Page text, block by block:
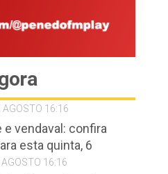
AGOSTO 16:16
vendaval: confira
esta quinta, 6
16:16